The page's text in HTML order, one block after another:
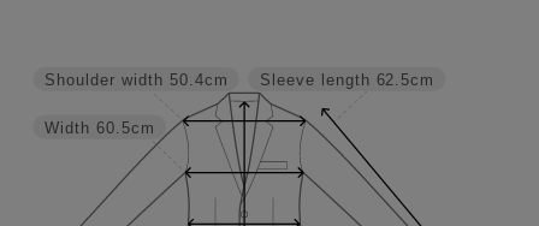
Sleeve length 62.5cm
Width 60.5cm
Shoulder width 50.4cm